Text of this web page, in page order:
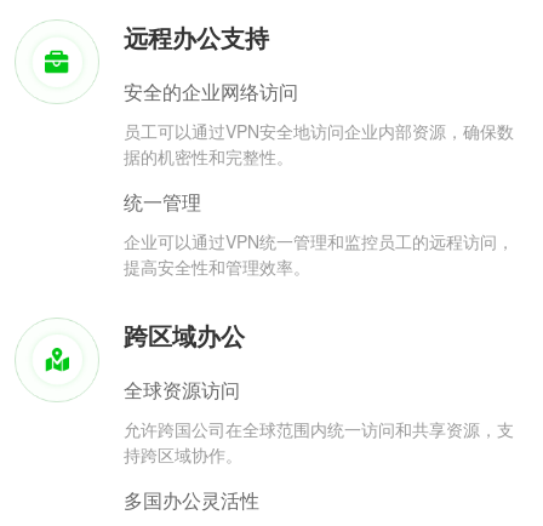
远程办公支持
安全的企业网络访问
员工可以通过VPN安全地访问企业内部资源，确保数
据的机密性和完整性。
统一管理
企业可以通过VPN统一管理和监控员工的远程访问，
提高安全性和管理效率。
跨区域办公
全球资源访问
允许跨国公司在全球范围内统一访问和共享资源，支
持跨区域协作。
多国办公灵活性